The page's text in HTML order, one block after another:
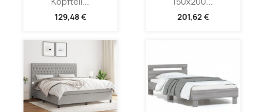
129,48 € 201,62 €